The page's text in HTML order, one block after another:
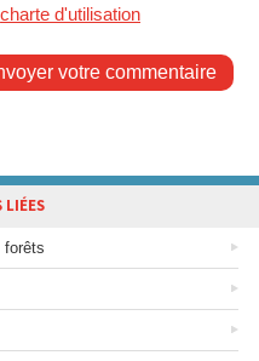
charte d'utilisation
votre commentaire
LIÉES
forêts